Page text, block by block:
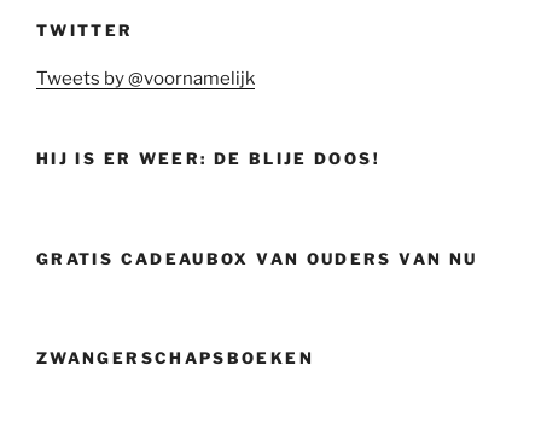
TWITTER
Tweets by @voornamelijk
HIJ IS ER WEER: DE BLIJE DOOS!
GRATIS CADEAUBOX VAN OUDERS VAN NU
ZWANGERSCHAPSBOEKEN